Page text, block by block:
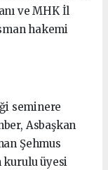
ve MHK İl
hakemi
seminere
Asbaşkan
Şehmus
kurulu üyesi